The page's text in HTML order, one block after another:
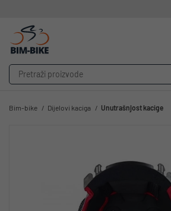
Bim-bike Dijelovi kaciga Unutrašnjost kacige